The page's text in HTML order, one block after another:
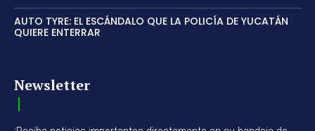
AUTO TYRE: EL ESCÁNDALO QUE LA POLICÍA DE YUCATÁN
QUIERE ENTERRAR
Newsletter